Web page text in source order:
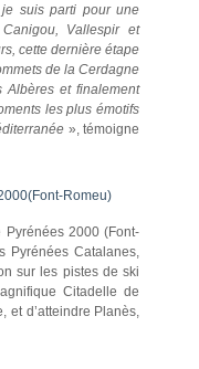
suis parti pour une
Vallespir et
cette dernière étape
de la Cerdagne
Albères et finalement
les plus émotifs
», témoigne
Romeu)
2000 (Font-
Catalanes,
sur les pistes de ski
Citadelle de
et d’atteindre Planès,